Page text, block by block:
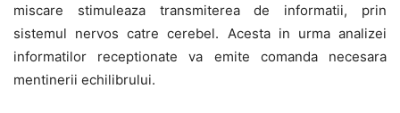
miscare stimuleaza transmiterea de informatii, prin
sistemul nervos catre cerebel. Acesta in urma analizei
informatilor receptionate va emite comanda necesara
mentinerii echilibrului.